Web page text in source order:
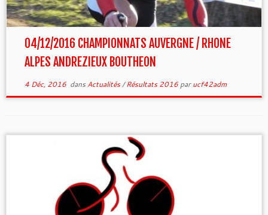
04/12/2016 CHAMPIONNATS AUVERGNE / RHONE
ALPES ANDREZIEUX BOUTHEON
4 Déc, 2016dans Actualités/Résultats 2016 parucf42adm